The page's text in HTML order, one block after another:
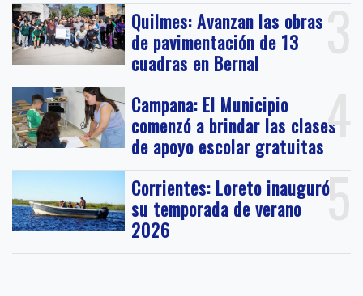
3
Quilmes: Avanzan las obras
de pavimentación de 13
cuadras en Bernal
4
Campana: El Municipio
comenzó a brindar las clases
de apoyo escolar gratuitas
5
Corrientes: Loreto inauguró
su temporada de verano
2026